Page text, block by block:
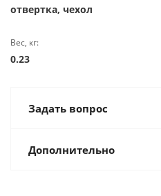
отвертка, чехол
Вес, кг:
0.23
Задать вопрос
Дополнительно